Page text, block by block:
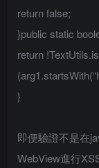
return false;
}public static
return
}
即便驗證不是在
WebView進行